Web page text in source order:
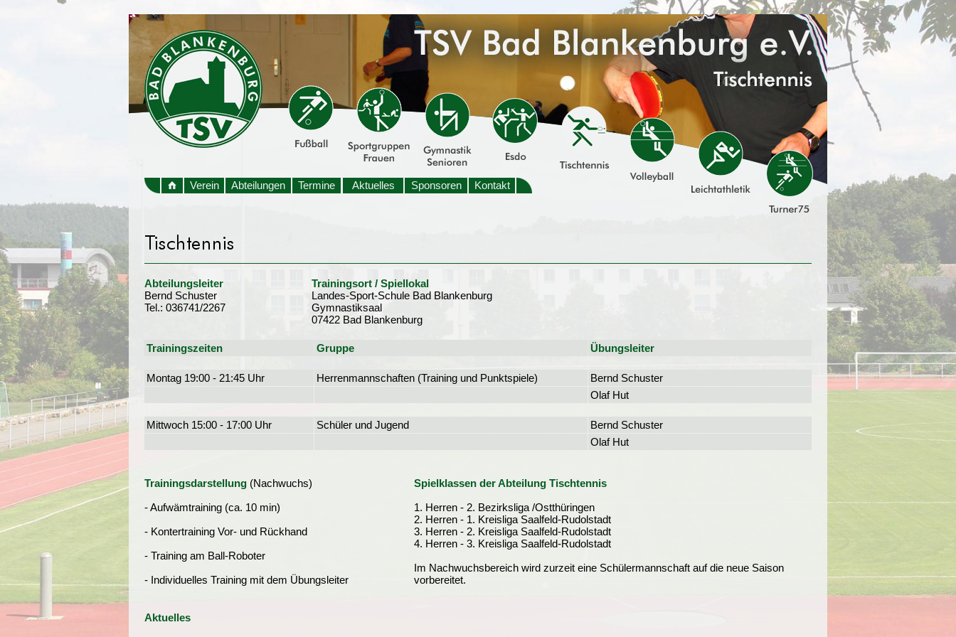
Verein Abteilungen Termine Aktuelles Sponsoren Kontakt
Abteilungsleiter
Bernd Schuster
Tel.: 036741/2267
Trainingsort / Spiellokal
Landes-Sport-Schule Bad Blankenburg
Gymnastiksaal
07422 Bad Blankenburg
Trainingszeiten Gruppe Übungsleiter
Montag 19:00 - 21:45 Uhr Herrenmannschaften (Training und Punktspiele)
Bernd Schuster
Olaf Hut
Mittwoch 15:00 - 17:00 Uhr Schüler und Jugend
Bernd Schuster
Olaf Hut
Trainingsdarstellung (Nachwuchs)
- Aufwämtraining (ca. 10 min)
- Kontertraining Vor- und Rückhand
- Training am Ball-Roboter
- Individuelles Training mit dem Übungsleiter
Spielklassen der Abteilung Tischtennis
1. Herren - 2. Bezirksliga /Ostthüringen
2. Herren - 1. Kreisliga Saalfeld-Rudolstadt
3. Herren - 2. Kreisliga Saalfeld-Rudolstadt
4. Herren - 3. Kreisliga Saalfeld-Rudolstadt
Im Nachwuchsbereich wird zurzeit eine Schülermannschaft auf die neue Saison
vorbereitet.
Aktuelles